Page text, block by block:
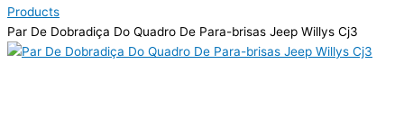
Products
Par De Dobradiça Do Quadro De Para-brisas Jeep Willys Cj3